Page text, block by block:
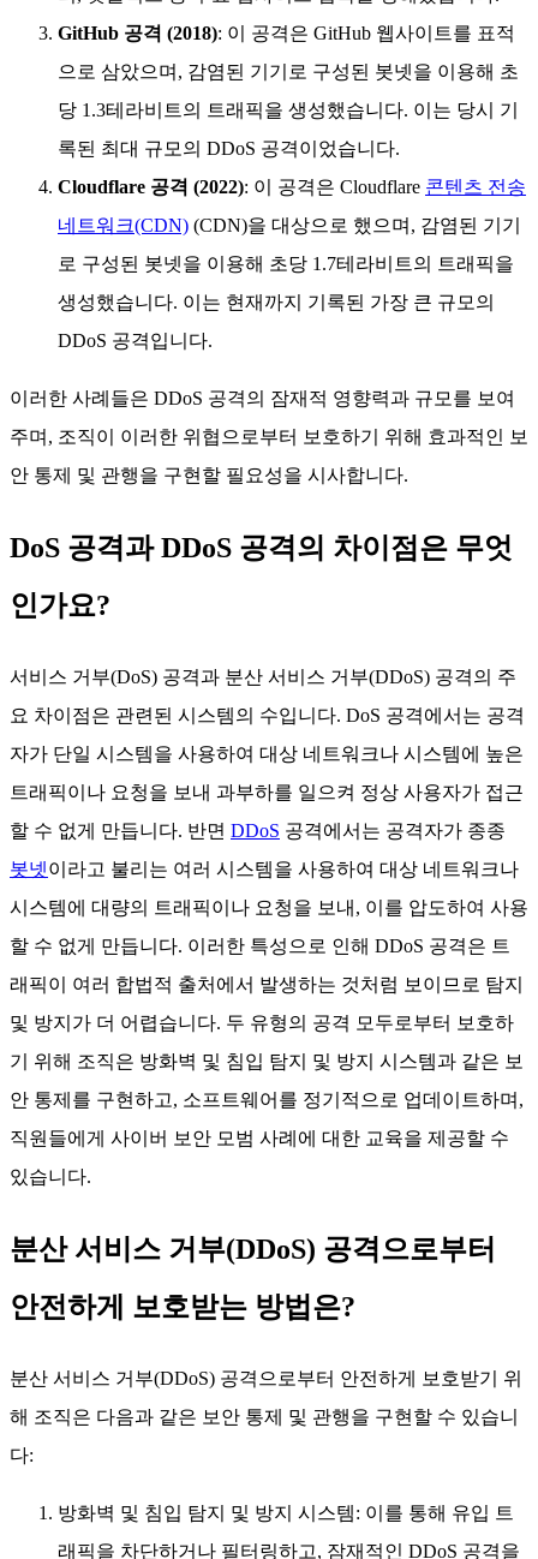
GitHub 공격 (2018): 이 공격은 GitHub 웹사이트를 표적
으로 삼았으며, 감염된 기기로 구성된 봇넷을 이용해 초
당 1.3테라비트의 트래픽을 생성했습니다. 이는 당시 기
록된 최대 규모의 DDoS 공격이었습니다.
Cloudflare 공격 (2022): 이 공격은 Cloudflare 콘텐츠 전송
네트워크(CDN) (CDN)을 대상으로 했으며, 감염된 기기
로 구성된 봇넷을 이용해 초당 1.7테라비트의 트래픽을
생성했습니다. 이는 현재까지 기록된 가장 큰 규모의
DDoS 공격입니다.
이러한 사례들은 DDoS 공격의 잠재적 영향력과 규모를 보여
주며, 조직이 이러한 위협으로부터 보호하기 위해 효과적인 보
안 통제 및 관행을 구현할 필요성을 시사합니다.
DoS 공격과 DDoS 공격의 차이점은 무엇
인가요?
서비스 거부(DoS) 공격과 분산 서비스 거부(DDoS) 공격의 주
요 차이점은 관련된 시스템의 수입니다. DoS 공격에서는 공격
자가 단일 시스템을 사용하여 대상 네트워크나 시스템에 높은
트래픽이나 요청을 보내 과부하를 일으켜 정상 사용자가 접근
할 수 없게 만듭니다. 반면 DDoS 공격에서는 공격자가 종종
봇넷이라고 불리는 여러 시스템을 사용하여 대상 네트워크나
시스템에 대량의 트래픽이나 요청을 보내, 이를 압도하여 사용
할 수 없게 만듭니다. 이러한 특성으로 인해 DDoS 공격은 트
래픽이 여러 합법적 출처에서 발생하는 것처럼 보이므로 탐지
및 방지가 더 어렵습니다. 두 유형의 공격 모두로부터 보호하
기 위해 조직은 방화벽 및 침입 탐지 및 방지 시스템과 같은 보
안 통제를 구현하고, 소프트웨어를 정기적으로 업데이트하며,
직원들에게 사이버 보안 모범 사례에 대한 교육을 제공할 수
있습니다.
분산 서비스 거부(DDoS) 공격으로부터
안전하게 보호받는 방법은?
분산 서비스 거부(DDoS) 공격으로부터 안전하게 보호받기 위
해 조직은 다음과 같은 보안 통제 및 관행을 구현할 수 있습니
다:
방화벽 및 침입 탐지 및 방지 시스템: 이를 통해 유입 트
래픽을 차단하거나 필터링하고, 잠재적인 DDoS 공격을